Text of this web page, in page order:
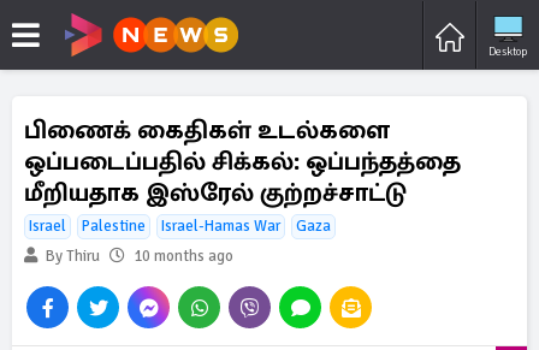
Desktop
பிணைக் கைதிகள் உடல்களை
ஒப்படைப்பதில் சிக்கல்: ஒப்பந்தத்தை
மீறியதாக இஸ்ரேல் குற்றச்சாட்டு
Israel Palestine Israel-Hamas War
Gaza
By Thiru
10 months ago